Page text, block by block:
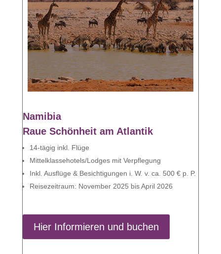
Namibia
Raue Schönheit am Atlantik
14-tägig inkl. Flüge
Mittelklassehotels/Lodges mit Verpflegung
Inkl. Ausflüge & Besichtigungen i. W. v. ca. 500 € p. P.
Reisezeitraum: November 2025 bis April 2026
Hier Informieren und buchen